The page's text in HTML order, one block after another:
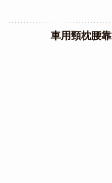
車用頸枕腰靠